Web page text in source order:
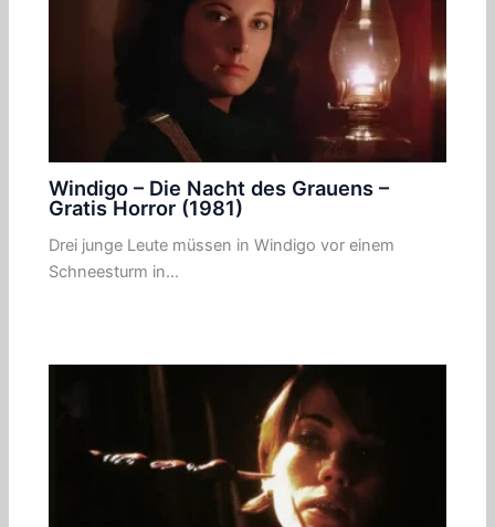
Windigo – Die Nacht des Grauens –
Gratis Horror (1981)
Drei junge Leute müssen in Windigo vor einem
Schneesturm in…